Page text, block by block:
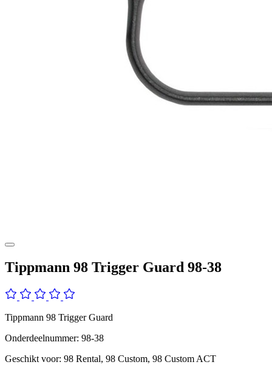
Tippmann 98 Trigger Guard 98-38
Tippmann 98 Trigger Guard
Onderdeelnummer: 98-38
Geschikt voor: 98 Rental, 98 Custom, 98 Custom ACT